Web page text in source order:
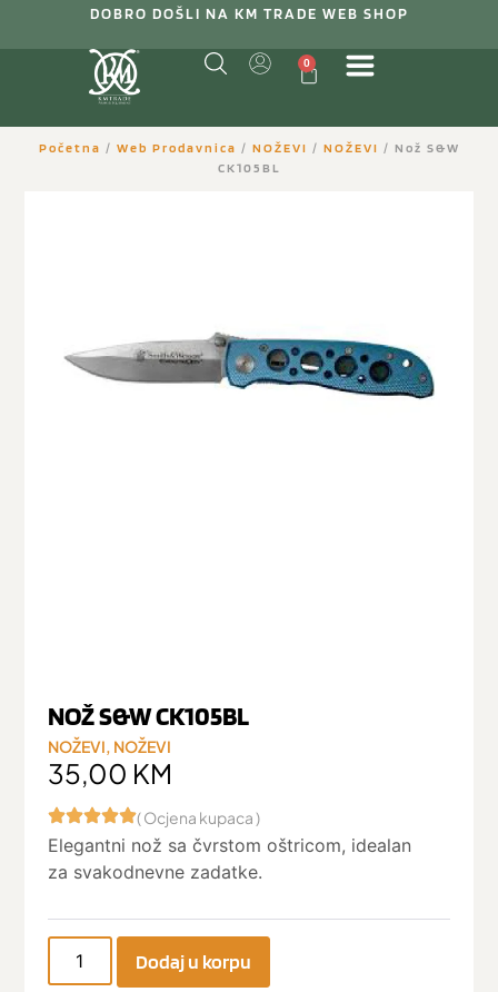
DOBRO DOŠLI NA KM TRADE WEB SHOP
0
Početna / Web Prodavnica / NOŽEVI / NOŽEVI / Nož S&W
CK105BL
NOŽ S&W CK105BL
NOŽEVI, NOŽEVI
35,00 KM
( Ocjena kupaca )
Elegantni nož sa čvrstom oštricom, idealan
za svakodnevne zadatke.
Dodaj u korpu